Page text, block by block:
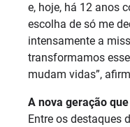
e, hoje, há 12 anos
escolha de só me
intensamente a
transformamos
mudam vidas”,
A nova geração
Entre os destaques